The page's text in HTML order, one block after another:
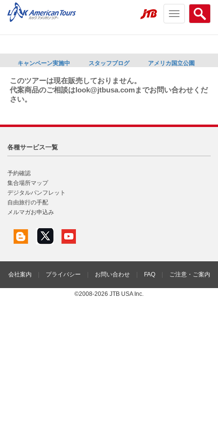
Search
menu
Toggle
navigation
キャンペーン実施中 スタッフブログ アメリカ国立公園
このツアーは現在販売しておりません。
代案商品のご相談はlook@jtbusa.comまでお問い合わせくだ
さい。
各種サービス一覧
予約確認
集合場所マップ
デジタルパンフレット
自由旅行の手配
メルマガお申込み
会社案内 プライバシー お問い合わせ FAQ ご注意・ご案内
©2008-2026 JTB USA Inc.